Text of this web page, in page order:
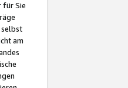
für Sie
selbst
am